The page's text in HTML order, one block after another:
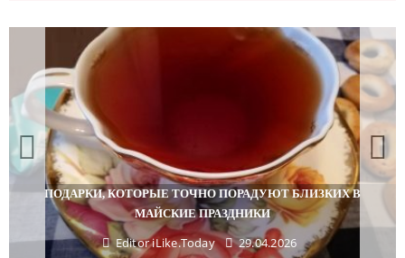
ПОДАРКИ, КОТОРЫЕ ТОЧНО ПОРАДУЮТ БЛИЗКИХ В
МАЙСКИЕ ПРАЗДНИКИ
Editor iLike.Today 29.04.2026